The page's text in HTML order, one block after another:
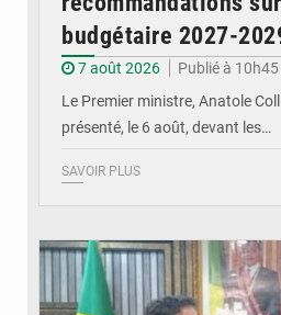
budgétaire 2027-
7 août 2026
Publié à 10h45
Le Premier ministre, Anatole
présenté, le 6 août, devant les…
SAVOIR PLUS